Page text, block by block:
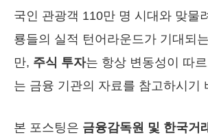
국인 관광객 110만 명 시대와 맞물
룡들의 실적 턴어라운드가 기대되
만, 주식 투자는 항상 변동성이 따
는 금융 기관의 자료를 참고하시기
본 포스팅은 금융감독원 및 한국거